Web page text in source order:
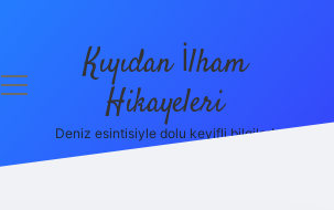
menüyü
Kıyıdan İlham
Hikayeleri
Deniz esintisiyle dolu keyifli bilgiler!